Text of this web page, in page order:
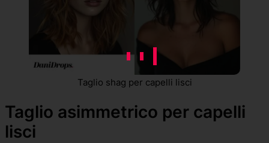
Taglio shag per capelli lisci
Taglio asimmetrico per capelli
lisci